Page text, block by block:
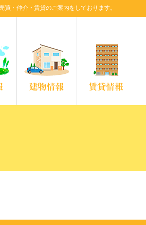
・仲介・賃貸のご案内をしております。
賃